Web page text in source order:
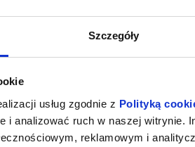
Szczegóły
usług zgodnie z Polityką
i analizować ruch w naszej
reklamowym i